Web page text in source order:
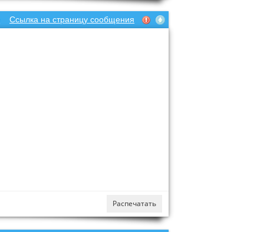
Ссылка на страницу сообщения
Распечатать